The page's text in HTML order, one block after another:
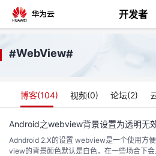
开发者
回
个
#WebView#
博客(104) 视频(0) 论坛(2)
Android之webview背景设置为透明无
Adndroid 2.X的设置 webview是一个使用方便、功能强大的控件，但由于web
view的背景颜色默认是白色，在一些场合下